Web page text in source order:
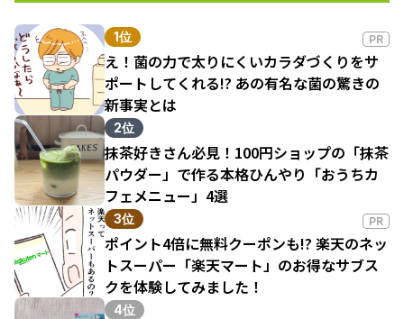
1位 PR
え！菌の力で太りにくいカラダづくりをサ
ポートしてくれる!? あの有名な菌の驚きの
新事実とは
2位
抹茶好きさん必見！100円ショップの「抹茶
パウダー」で作る本格ひんやり「おうちカ
フェメニュー」4選
3位 PR
ポイント4倍に無料クーポンも!? 楽天のネッ
トスーパー「楽天マート」のお得なサブス
クを体験してみました！
4位